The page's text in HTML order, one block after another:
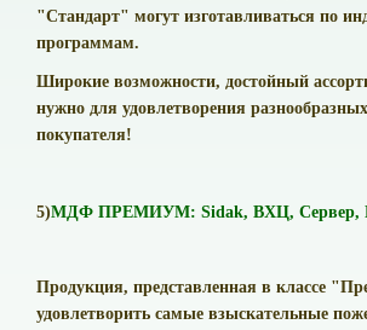
"Стандарт" могут изготавливаться по
программам.
Широкие возможности, достойный
нужно для удовлетворения
покупателя!
5)МДФ ПРЕМИУМ: Sidak, ВХЦ, Сервер,
Продукция, представленная в классе
удовлетворить самые взыскательные